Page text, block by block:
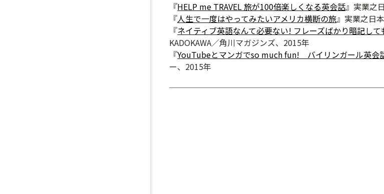
『HELP me TRAVEL 旅が100倍楽しくなる英会話』実業之
『人生で一度はやってみたいアメリカ横断の旅』実業之日
『ネイティブ英語なんて必要ない! フレーズばかり暗記し
KADOKAWA／角川マガジンズ、2015年
『YouTubeとマンガでso much fun! バイリンガール英会
ー、2015年